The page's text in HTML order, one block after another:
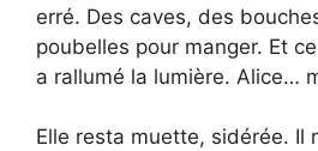
erré. Des caves, des
poubelles pour manger. Et
a rallumé la lumière. Alice…
Elle resta muette, sidérée. Il